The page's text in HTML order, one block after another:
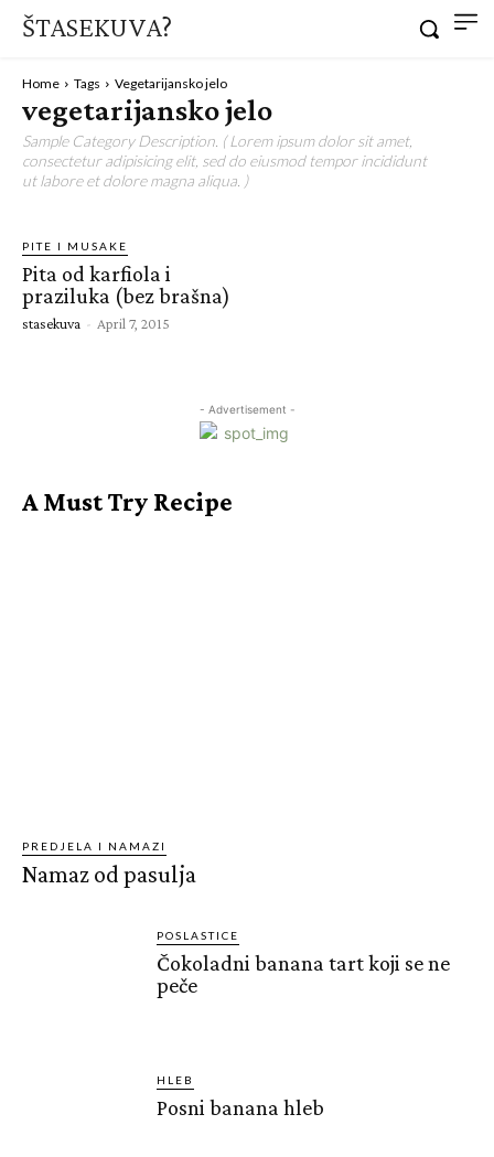
ŠTASEKUVA?
Home Tags Vegetarijansko jelo
vegetarijansko jelo
Sample Category Description. ( Lorem ipsum dolor sit amet,
consectetur adipisicing elit, sed do eiusmod tempor incididunt
ut labore et dolore magna aliqua. )
PITE I MUSAKE
Pita od karfiola i
praziluka (bez brašna)
stasekuva - April 7, 2015
- Advertisement -
A Must Try Recipe
PREDJELA I NAMAZI
Namaz od pasulja
POSLASTICE
Čokoladni banana tart koji se ne
peče
HLEB
Posni banana hleb